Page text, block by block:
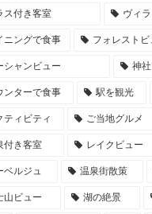
ス付き客室 ヴィ
ニングで食事 フォレストビ
シャンビュー 神
ンターで食事 駅を観光
ティビティ ご当地グルメ
付き客室 レイクビュー
ベルジュ 温泉街散策
山ビュー 湖の絶景